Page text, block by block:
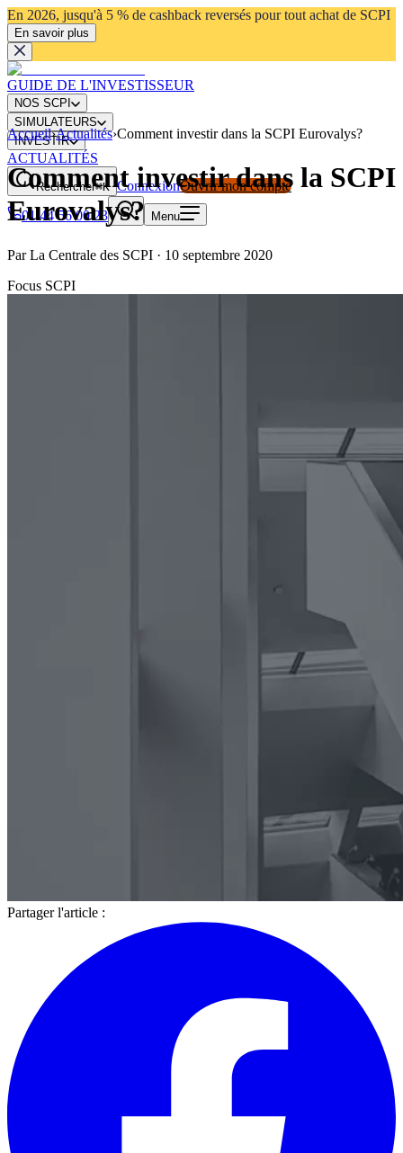
En 2026, jusqu'à 5 % de cashback reversés pour tout achat de SCPI
En savoir plus
GUIDE DE L'INVESTISSEUR
NOS SCPI
SIMULATEURS
INVESTIR
ACTUALITÉS
Rechercher⌘K ConnexionOuvrir mon compte
01 44 56 00 23
Menu
Accueil›Actualités›Comment investir dans la SCPI Eurovalys?
Comment investir dans la SCPI
Eurovalys?
Par La Centrale des SCPI · 10 septembre 2020
Focus SCPI
Partager l'article :